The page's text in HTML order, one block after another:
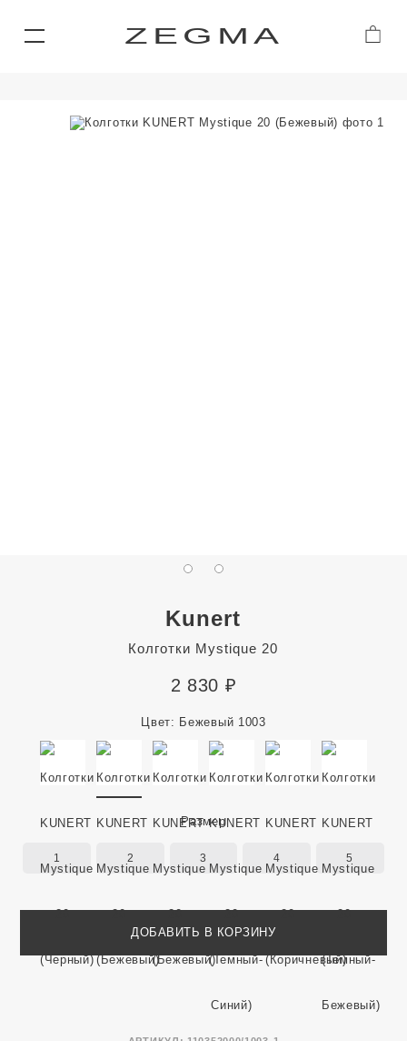
ZEGMA
Kunert
Колготки Mystique 20
2 830 ₽
Цвет: Бежевый 1003
Размер
1 2 3 4 5
ДОБАВИТЬ В КОРЗИНУ